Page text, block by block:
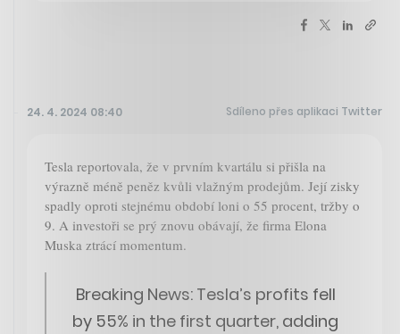
24. 4. 2024 08:40 Sdíleno přes aplikaci Twitter
Tesla reportovala, že v prvním kvartálu si přišla na
výrazně méně peněz kvůli vlažným prodejům. Její zisky
spadly oproti stejnému období loni o 55 procent, tržby o
9. A investoři se prý znovu obávají, že firma Elona
Muska ztrácí momentum.
Breaking News: Tesla’s profits fell
by 55% in the first quarter, adding